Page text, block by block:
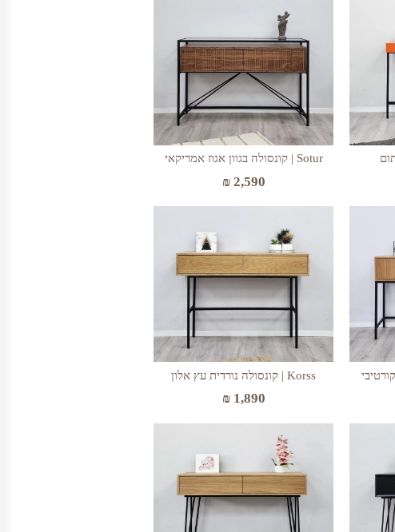
Sotur | קונסולה בגוון אגוז אמריקאי
₪2,590
Korss | קונסולה נורדית עץ אלון
₪1,890